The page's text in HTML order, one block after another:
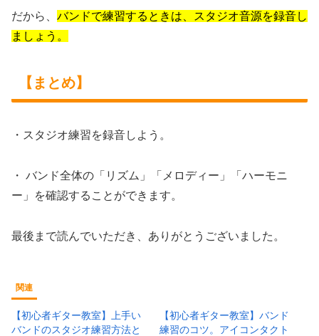
だから、 バンドで練習するときは、スタジオ音源を録音し
ましょう。
【まとめ】
・スタジオ練習を録音しよう。
・ バンド全体の「リズム」「メロディー」「ハーモニ
ー」を確認することができます。
最後まで読んでいただき、ありがとうございました。
関連
【初心者ギター教室】上手い
バンドのスタジオ練習方法と
【初心者ギター教室】バンド
練習のコツ。アイコンタクト